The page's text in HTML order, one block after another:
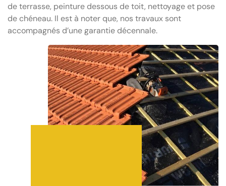
de terrasse, peinture dessous de toit, nettoyage et pose
de chéneau. Il est à noter que, nos travaux sont
accompagnés d’une garantie décennale.